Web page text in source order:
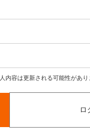
内容は更新される可能性があ
ロ